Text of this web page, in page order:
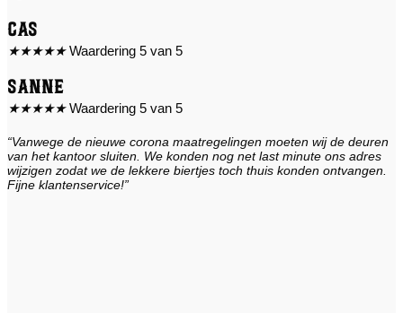
Cas
★★★★★ Waardering 5 van 5
Sanne
★★★★★ Waardering 5 van 5
“Vanwege de nieuwe corona maatregelingen moeten wij de deuren
van het kantoor sluiten. We konden nog net last minute ons adres
wijzigen zodat we de lekkere biertjes toch thuis konden ontvangen.
Fijne klantenservice!”